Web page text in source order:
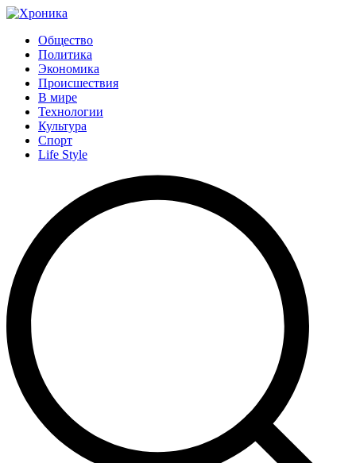
Общество
Политика
Экономика
Происшествия
В мире
Технологии
Культура
Спорт
Life Style